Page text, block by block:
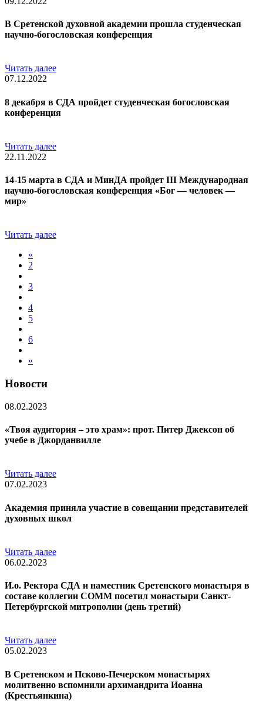
В Сретенской духовной академии прошла студенческая
научно-богословская конференция
Читать далее
07.12.2022
8 декабря в СДА пройдет студенческая богословская
конференция
Читать далее
22.11.2022
14-15 марта в СДА и МинДА пройдет III Международная
научно-богословская конференция «Бог — человек —
мир»
Читать далее
«
2
3
4
5
6
»
Новости
08.02.2023
«Твоя аудитория – это храм»: прот. Питер Джексон об
учебе в Джорданвилле
Читать далее
07.02.2023
Академия приняла участие в совещании представителей
духовных школ
Читать далее
06.02.2023
И.о. Ректора СДА и наместник Сретенского монастыря в
составе коллегии СОММ посетил монастыри Санкт-
Петербургской митрополии (день третий)
Читать далее
05.02.2023
В Сретенском и Псково-Печерском монастырях
молитвенно вспомнили архимандрита Иоанна
(Крестьянкина)